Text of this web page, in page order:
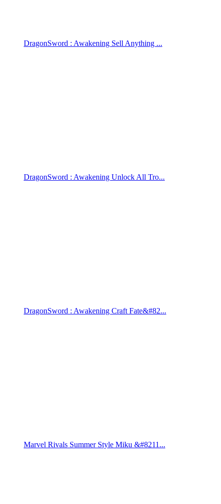
DragonSword : Awakening Sell Anything ...
DragonSword : Awakening Unlock All Tro...
DragonSword : Awakening Craft Fate&#82...
Marvel Rivals Summer Style Miku &#8211...